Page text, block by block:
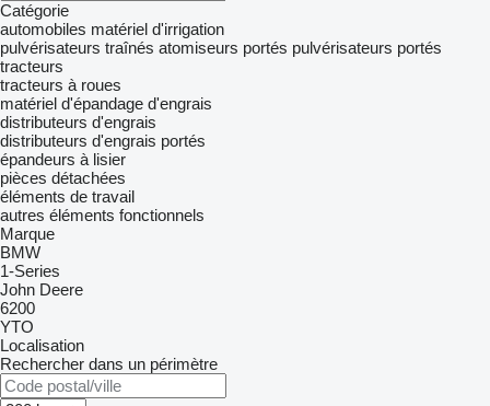
Catégorie
automobiles matériel d'irrigation
pulvérisateurs traînés atomiseurs portés pulvérisateurs portés
tracteurs
tracteurs à roues
matériel d'épandage d'engrais
distributeurs d'engrais
distributeurs d'engrais portés
épandeurs à lisier
pièces détachées
éléments de travail
autres éléments fonctionnels
Marque
BMW
1-Series
John Deere
6200
YTO
Localisation
Rechercher dans un périmètre